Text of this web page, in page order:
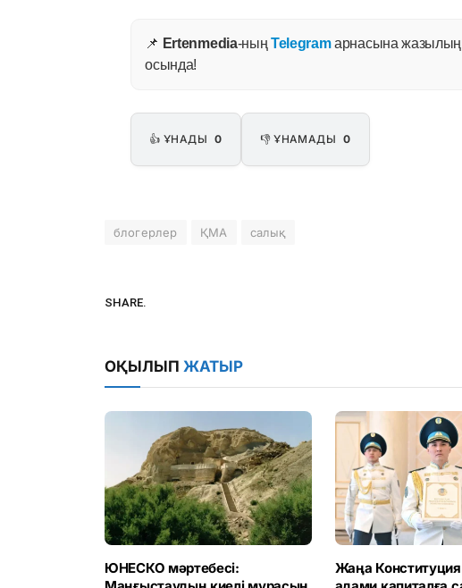
📌 Ertenmedia-ның Telegramарнасына
осында!
👍 ҰНАДЫ 0 👎 ҰНАМАДЫ 0
блогерлер ҚМА салық
SHARE.
ОҚЫЛЫП ЖАТЫР
ЮНЕСКО мәртебесі:
Жаңа